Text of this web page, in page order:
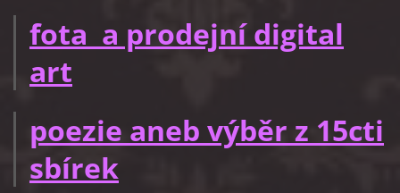
fota a prodejní digital
art
poezie aneb výběr z 15cti
sbírek